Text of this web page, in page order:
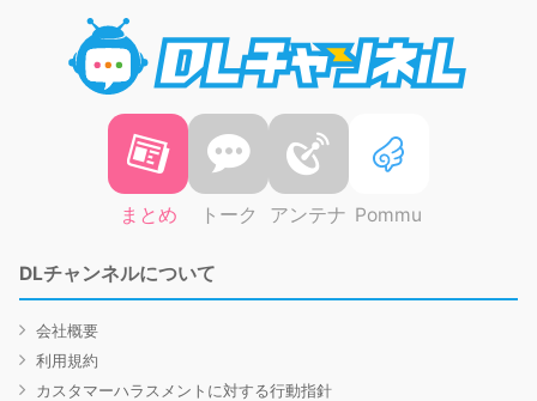
まとめ トーク アンテナ Pommu
DLチャンネルについて
会社概要
利用規約
カスタマーハラスメントに対する行動指針